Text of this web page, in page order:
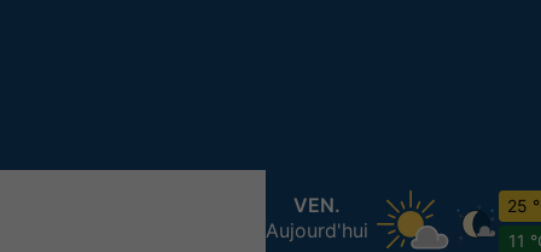
VEN.
Aujourd'hui
25
11